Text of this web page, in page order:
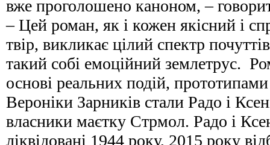
вже проголошено каноном, –
– Цей роман, як і кожен якісний і
твір, викликає цілий спектр
такий собі емоційний землетрус.
основі реальних подій, прототипами
Вероніки Зарників стали Радо і
власники маєтку Стрмол. Радо і
ліквідовані 1944 року, 2015 року